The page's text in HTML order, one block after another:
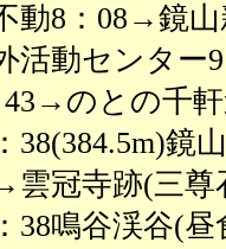
動8：08→鏡
活動センター
43→のとの千
38(384.5m)鏡
雲冠寺跡(三
38鳴谷渓谷(